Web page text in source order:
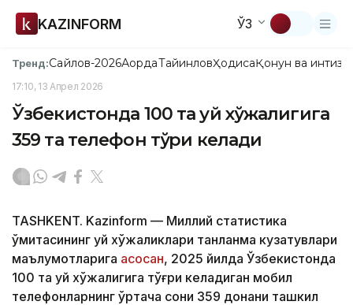
KAZINFORM ЎЗ
Тренд:Сайлов-2026АқордаТайинловҲодисаҚонун ва
17:10, 13 Апрел 2026
Ўзбекистонда 100 та уй хўжалигига
359 та телефон тўғри келади
TASHKENT. Kazinform — Миллий статистика
қўмитасининг уй хўжаликлари танланма кузатувлари
маълумотларига асосан, 2025 йилда Ўзбекистонда
100 та уй хўжалигига тўғри келадиган мобил
телефонларнинг ўртача сони 359 донани ташкил